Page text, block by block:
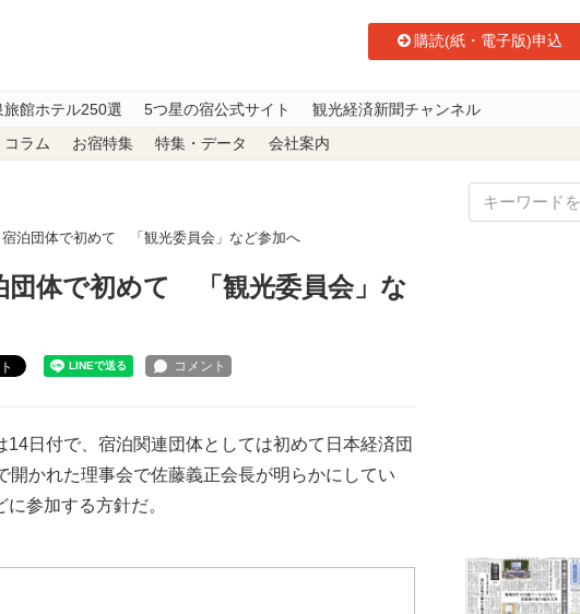
購読(紙・電子版)申込
旅館ホテル250選 5つ星の宿公式サイト 観光経済新聞チャンネル
コラム お宿特集 特集・データ 会社案内
泊団体で初めて 「観光委員会」など参加へ
体で初めて 「観光委員会」な
日付で、宿泊関連団体としては初めて日本経済団
かれた理事会で佐藤義正会長が明らかにしてい
参加する方針だ。